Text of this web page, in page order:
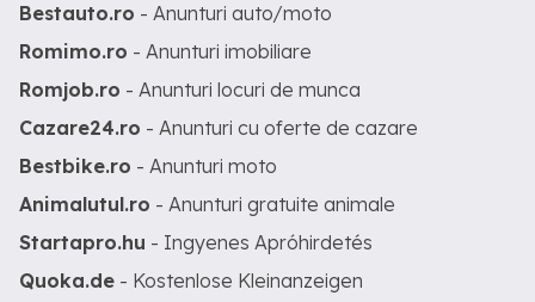
Bestauto.ro - Anunturi auto/moto
Romimo.ro - Anunturi imobiliare
Romjob.ro - Anunturi locuri de munca
Cazare24.ro - Anunturi cu oferte de cazare
Bestbike.ro - Anunturi moto
Animalutul.ro - Anunturi gratuite animale
Startapro.hu - Ingyenes Apróhirdetés
Quoka.de - Kostenlose Kleinanzeigen